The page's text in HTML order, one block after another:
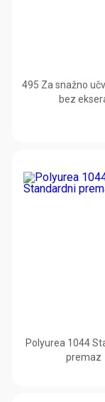
495 Za snažno
bez
Polyurea 1044
premaz